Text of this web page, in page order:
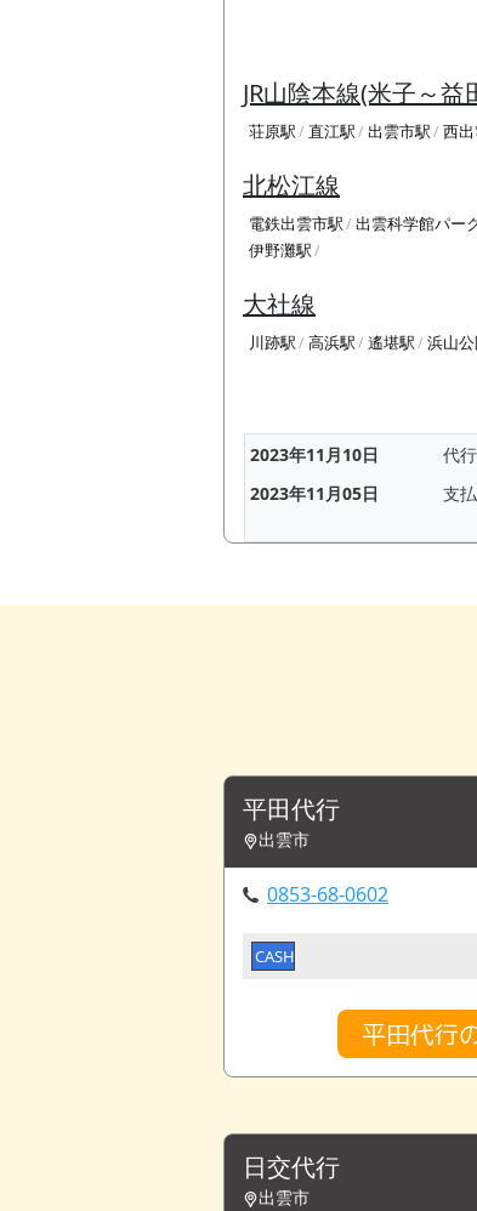
JR山陰本線(米子～益
荘原駅 直江駅 出雲市駅 西
北松江線
電鉄出雲市駅 出雲科学館パー
伊野灘駅
大社線
川跡駅 高浜駅 遙堪駅 浜山
2023年11月10日
代
2023年11月05日
支
平田代行
出雲市
0853-68-0602
CASH
平田代行
日交代行
出雲市